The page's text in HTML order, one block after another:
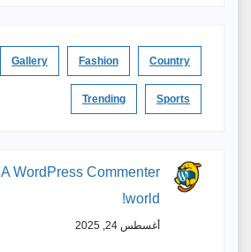
Country
Fashion
Gallery
Sports
Trending
A WordPress Commenter
world!
أغسطس 24, 2025